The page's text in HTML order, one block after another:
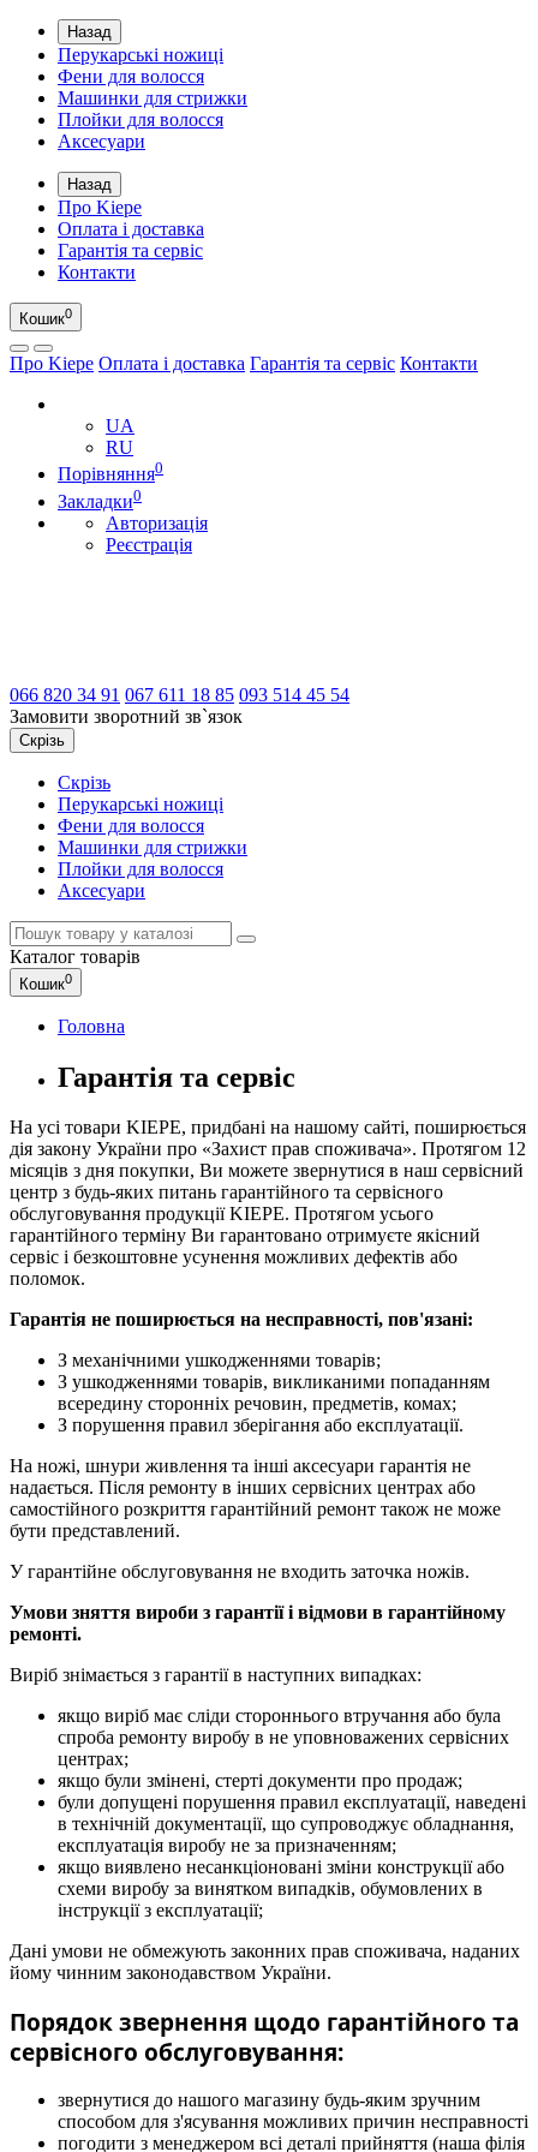
Назад
Перукарські ножиці
Фени для волосся
Машинки для стрижки
Плойки для волосся
Аксесуари
Назад
Про Kiepe
Оплата і доставка
Гарантія та сервіс
Контакти
Кошик0
Про Kiepe Оплата і доставка Гарантія та сервіс Контакти
UA
RU
Порівняння0
Закладки0
Авторизація
Реєстрація
066 820 34 91 067 611 18 85 093 514 45 54
Замовити зворотний зв`язок
Скрізь
Скрізь
Перукарські ножиці
Фени для волосся
Машинки для стрижки
Плойки для волосся
Аксесуари
Каталог товарів
Кошик0
Головна
Гарантія та сервіс
На усі товари KIEPE, придбані на нашому сайті, поширюється
дія закону України про «Захист прав споживача». Протягом 12
місяців з дня покупки, Ви можете звернутися в наш сервісний
центр з будь-яких питань гарантійного та сервісного
обслуговування продукції KIEPE. Протягом усього
гарантійного терміну Ви гарантовано отримуєте якісний
сервіс і безкоштовне усунення можливих дефектів або
поломок.
Гарантія не поширюється на несправності, пов'язані:
З механічними ушкодженнями товарів;
З ушкодженнями товарів, викликаними попаданням
всередину сторонніх речовин, предметів, комах;
З порушення правил зберігання або експлуатації.
На ножі, шнури живлення та інші аксесуари гарантія не
надається. Після ремонту в інших сервісних центрах або
самостійного розкриття гарантійний ремонт також не може
бути представлений.
У гарантійне обслуговування не входить заточка ножів.
Умови зняття вироби з гарантії і відмови в гарантійному
ремонті.
Виріб знімається з гарантії в наступних випадках:
якщо виріб має сліди стороннього втручання або була
спроба ремонту виробу в не уповноважених сервісних
центрах;
якщо були змінені, стерті документи про продаж;
були допущені порушення правил експлуатації, наведені
в технічній документації, що супроводжує обладнання,
експлуатація виробу не за призначенням;
якщо виявлено несанкціоновані зміни конструкції або
схеми виробу за винятком випадків, обумовлених в
інструкції з експлуатації;
Дані умови не обмежують законних прав споживача, наданих
йому чинним законодавством України.
Порядок звернення щодо гарантійного та
сервісного обслуговування:
звернутися до нашого магазину будь-яким зручним
способом для з'ясування можливих причин несправності
погодити з менеджером всі деталі прийняття (наша філія